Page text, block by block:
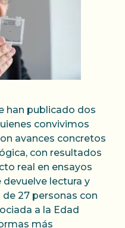
han publicado dos
convivimos
avances concretos
con resultados
real en ensayos
lectura y
27 personas con
a la Edad
más